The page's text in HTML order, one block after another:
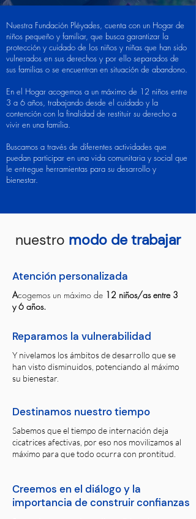
Nuestra Fundación Pléyades, cuenta con un Hogar de
niños pequeño y familiar, que busca garantizar la
protección y cuidado de los niños y niñas que han sido
vulnerados en sus derechos y por ello separados de
sus familias o se encuentran en situación de abandono.
En el Hogar acogemos a un máximo de 12 niños entre
3 a 6 años, trabajando desde el cuidado y la
contención con la finalidad de restituir su derecho a
vivir en una familia.
Buscamos a través de diferentes actividades que
puedan participar en una vida comunitaria y social que
le entregue herramientas para su desarrollo y
bienestar.
nuestro modo de trabajar
Atención personalizada
Acogemos un máximo de 12 niños/as entre 3
y 6 años.
Reparamos la vulnerabilidad
Y nivelamos los ámbitos de desarrollo que se
han visto disminuidos, potenciando al máximo
su bienestar.
Destinamos nuestro tiempo
Sabemos que el tiempo de internación deja
cicatrices afectivas, por eso nos movilizamos al
máximo para que todo ocurra con prontitud.
Creemos en el diálogo y la
importancia de construir confianzas